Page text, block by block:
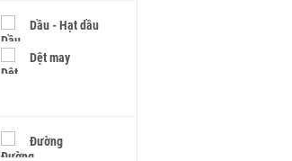
Dầu - Hạt dầu
Dệt may
Đường